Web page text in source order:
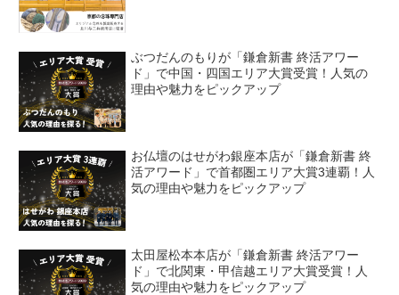
ぶつだんのもりが「鎌倉新書 終活アワー
ド」で中国・四国エリア大賞受賞！人気の
理由や魅力をピックアップ
お仏壇のはせがわ銀座本店が「鎌倉新書 終
活アワード」で首都圏エリア大賞3連覇！人
気の理由や魅力をピックアップ
太田屋松本本店が「鎌倉新書 終活アワー
ド」で北関東・甲信越エリア大賞受賞！人
気の理由や魅力をピックアップ